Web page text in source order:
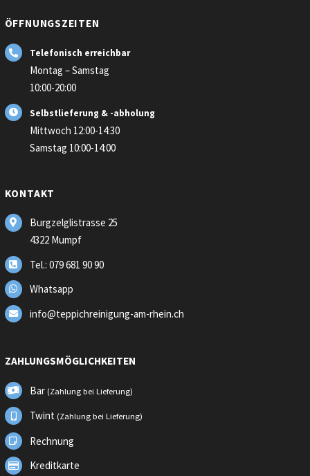
ÖFFNUNGSZEITEN
Telefonisch erreichbar
Montag – Samstag
10:00-20:00
Selbstlieferung & -abholung
Mittwoch 12:00-14:30
Samstag 10:00-14:00
KONTAKT
Burgzelglistrasse 25
4322 Mumpf
Tel.: 079 681 90 90
Whatsapp
info@teppichreinigung-am-rhein.ch
ZAHLUNGSMÖGLICHKEITEN
Bar (Zahlung bei Lieferung)
Twint (Zahlung bei Lieferung)
Rechnung
Kreditkarte